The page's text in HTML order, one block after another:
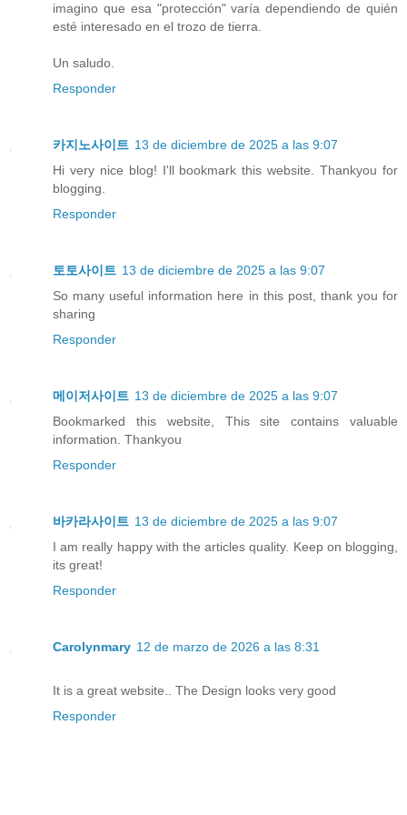
imagino que esa "protección" varía dependiendo de quién
esté interesado en el trozo de tierra.
Un saludo.
Responder
카지노사이트 13 de diciembre de 2025 a las 9:07
Hi very nice blog! I'll bookmark this website. Thankyou for
blogging.
Responder
토토사이트 13 de diciembre de 2025 a las 9:07
So many useful information here in this post, thank you for
sharing
Responder
메이저사이트 13 de diciembre de 2025 a las 9:07
Bookmarked this website, This site contains valuable
information. Thankyou
Responder
바카라사이트 13 de diciembre de 2025 a las 9:07
I am really happy with the articles quality. Keep on blogging,
its great!
Responder
Carolynmary 12 de marzo de 2026 a las 8:31
It is a great website.. The Design looks very good
Responder